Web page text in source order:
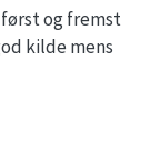
og fremst
kilde mens